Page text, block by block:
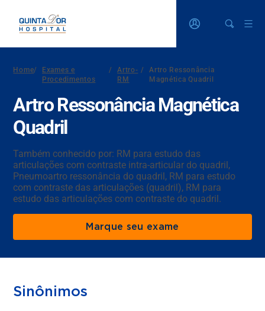
Home/
Exames e
Procedimentos
/
Artro-
RM
/
Artro Ressonância
Magnética Quadril
Artro Ressonância Magnética
Quadril
Também conhecido por: RM para estudo das
articulações com contraste intra-articular do quadril,
Pneumoartro ressonância do quadril, RM para estudo
com contraste das articulações (quadril), RM para
estudo das articulações com contraste do quadril.
Marque seu exame
Sinônimos